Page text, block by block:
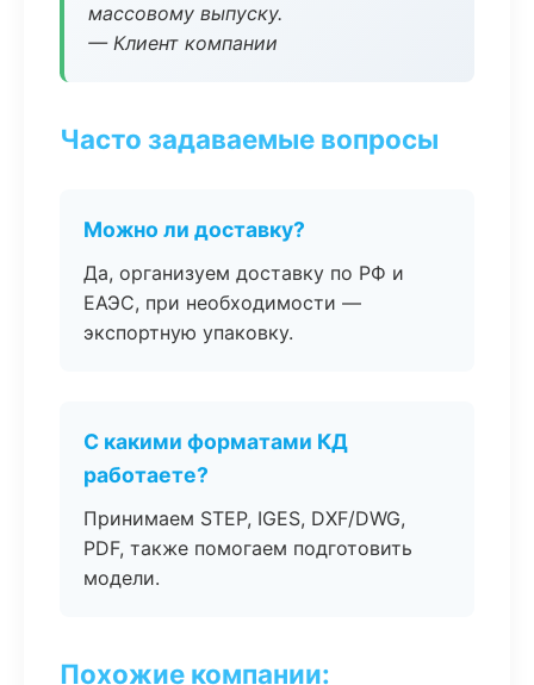
массовому выпуску.
— Клиент компании
Часто задаваемые вопросы
Можно ли доставку?
Да, организуем доставку по РФ и
ЕАЭС, при необходимости —
экспортную упаковку.
С какими форматами КД
работаете?
Принимаем STEP, IGES, DXF/DWG,
PDF, также помогаем подготовить
модели.
Похожие компании: